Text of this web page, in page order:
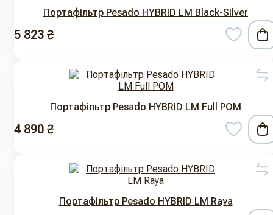
Портафільтр Pesado HYBRID LM Black-Silver
5 823 ₴
Портафільтр Pesado HYBRID LM Full POM
4 890 ₴
Портафільтр Pesado HYBRID LM Raya